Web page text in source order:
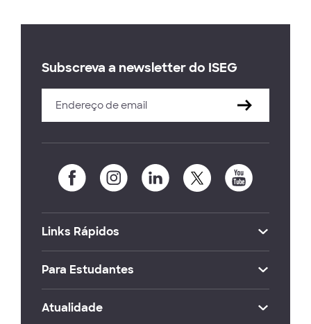
Subscreva a newsletter do ISEG
Links Rápidos
Para Estudantes
Atualidade